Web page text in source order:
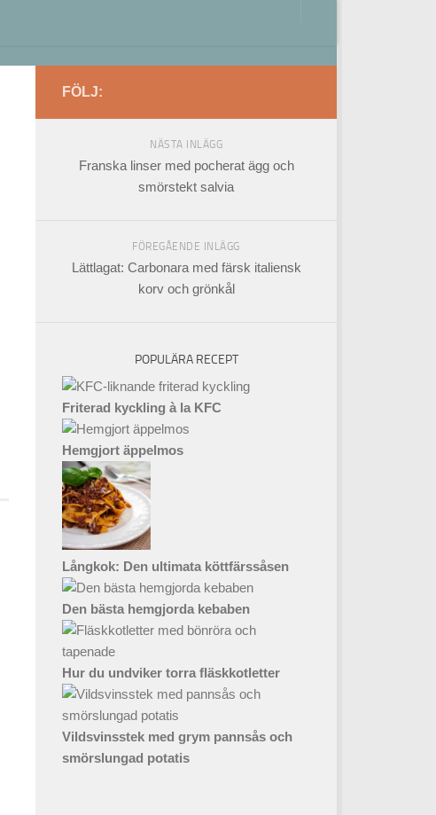
FÖLJ:
NÄSTA INLÄGG
Franska linser med pocherat ägg och
smörstekt salvia
FÖREGÅENDE INLÄGG
Lättlagat: Carbonara med färsk italiensk
korv och grönkål
POPULÄRA RECEPT
Friterad kyckling à la KFC
Hemgjort äppelmos
Långkok: Den ultimata köttfärssåsen
Den bästa hemgjorda kebaben
Hur du undviker torra fläskkotletter
Vildsvinsstek med grym pannsås och
smörslungad potatis